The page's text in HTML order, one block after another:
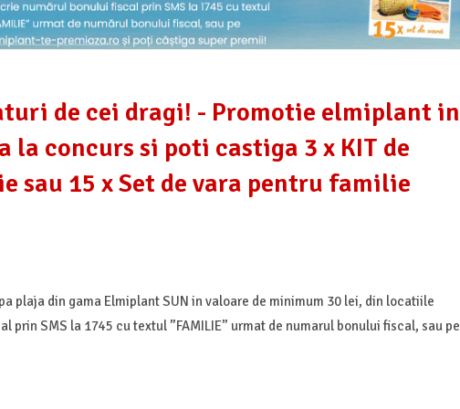
de cei dragi! - Promotie elmiplant in
la concurs si poti castiga 3 x KIT de
sau 15 x Set de vara pentru familie
plaja din gama Elmiplant SUN in valoare de minimum 30 lei, din locatiile
prin SMS la 1745 cu textul ”FAMILIE” urmat de numarul bonului fiscal, sau pe